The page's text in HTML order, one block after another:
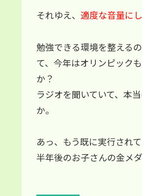
それゆえ、 適度な音量に
勉強できる環境を整える
て、今年はオリンピック
か？
ラジオを聞いていて、本
か。
あっ、もう既に実行され
半年後のお子さんの金メ